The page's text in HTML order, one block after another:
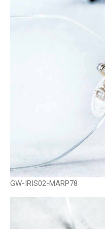
GW-IRIS02-MARP78